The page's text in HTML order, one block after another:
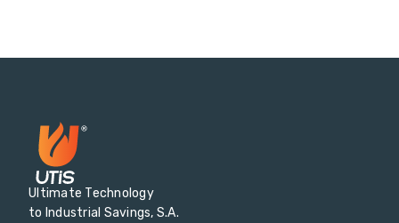
Ultimate Technology
to Industrial Savings, S.A.